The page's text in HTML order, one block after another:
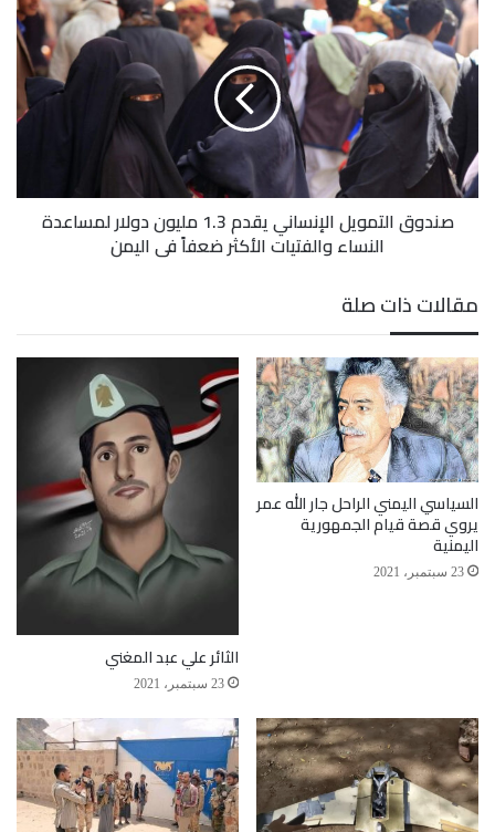
صندوق
التمويل
الإنساني
يقدم
مليون
دولار
لمساعدة
النساء
والفتيات
اليمن
صندوق التمويل الإنساني يقدم 1.3 مليون دولار لمساعدة
النساء والفتيات الأكثر ضعفاً في اليمن
مقالات ذات صلة
السياسي اليمني الراحل جار الله عمر
يروي قصة قيام الجمهورية
اليمنية
23 سبتمبر، 2021
الثائر علي عبد المغني
23 سبتمبر، 2021